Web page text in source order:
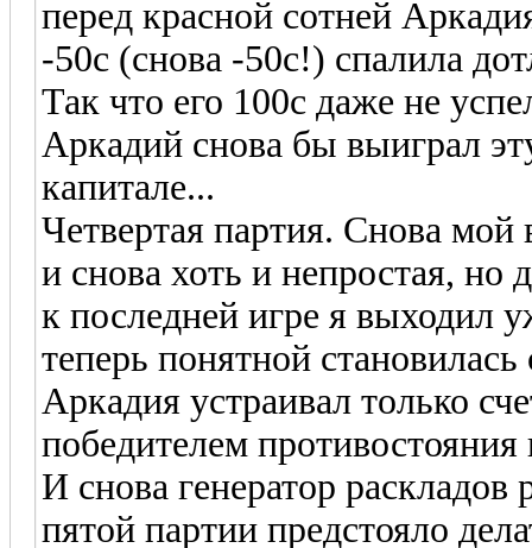
перед красной сотней
-50с (снова -50с!) спалила
Так что его 100с даже не
Аркадий снова бы выиграл
капитале...
Четвертая партия. Снова мой
и снова хоть и непростая, но
к последней игре я выходил
теперь понятной
Аркадия устраивал только
победителем
И снова генератор
пятой партии предстояло